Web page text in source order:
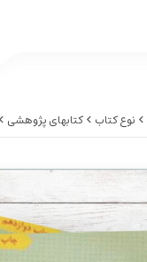
نوع کتاب کتابهای پژوهشی